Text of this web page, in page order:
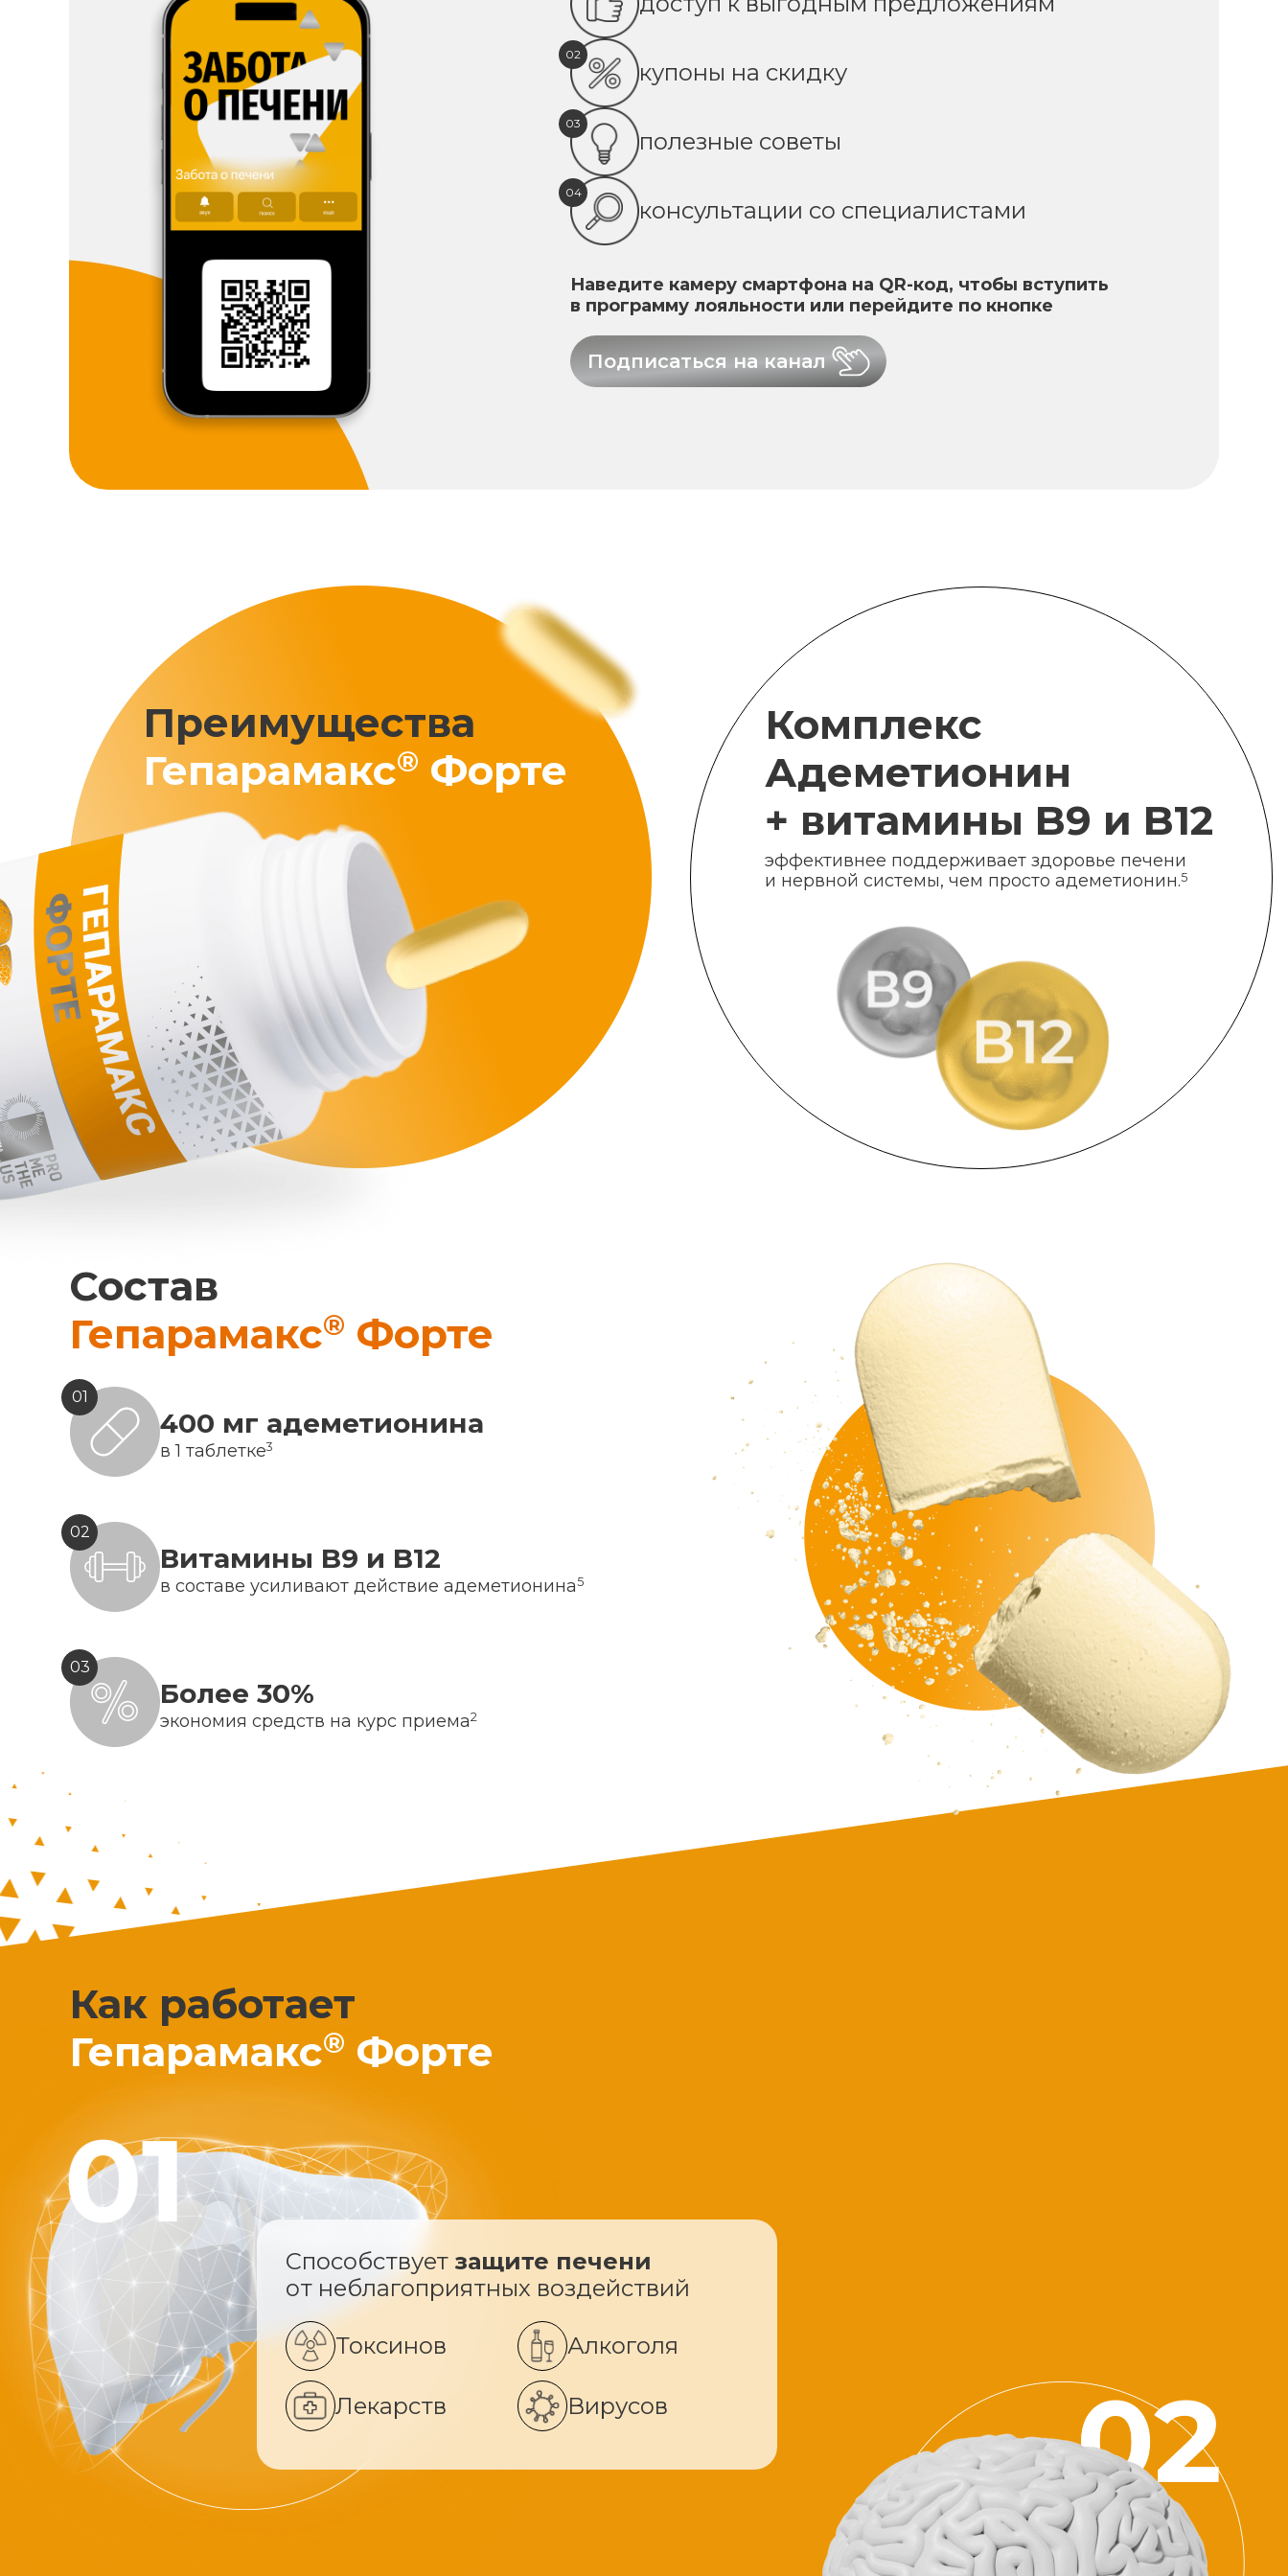
02
купоны на скидку
03
полезные советы
04
консультации со специалистами
Наведите камеру смартфона на QR-код, чтобы вступить
в программу лояльности или перейдите по кнопке
Подписаться на канал
Преимущества
Гепарамакс® Форте
Комплекс
Адеметионин
+ витамины B9 и B12
эффективнее поддерживает здоровье печени
и нервной системы, чем просто адеметионин.5
Состав
Гепарамакс® Форте
01
400 мг адеметионина
в 1 таблетке3
02
Витамины B9 и B12
в составе усиливают действие адеметионина5
03
Более 30%
экономия средств на курс приема2
Как работает
Гепарамакс® Форте
Способствует защите печени
от неблагоприятных воздействий
Токсинов Алкоголя
Лекарств Вирусов